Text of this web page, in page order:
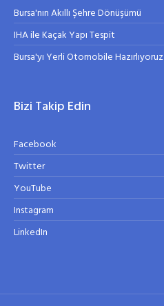
Bursa'nın Akıllı Şehre Dönüşümü
IHA ile Kaçak Yapı Tespit
Bursa'yı Yerli Otomobile Hazırlıyoruz
Bizi Takip Edin
Facebook
Twitter
YouTube
Instagram
LinkedIn